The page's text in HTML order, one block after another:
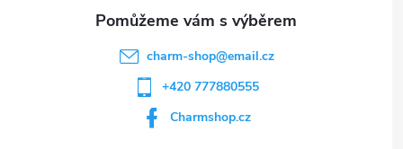
charm-shop@email.cz
+420 777880555
Charmshop.cz